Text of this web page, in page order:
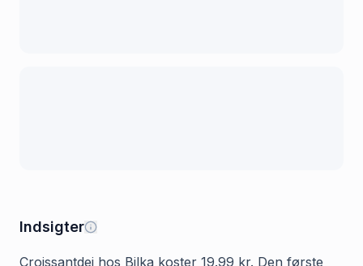
Indsigter
Croissantdej hos Bilka koster 19.99 kr. Den første